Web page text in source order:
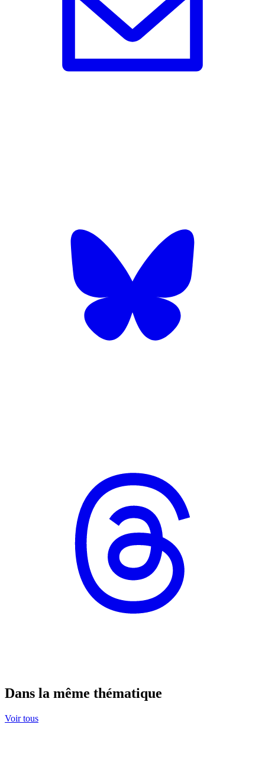
Dans la même thématique
Voir tous